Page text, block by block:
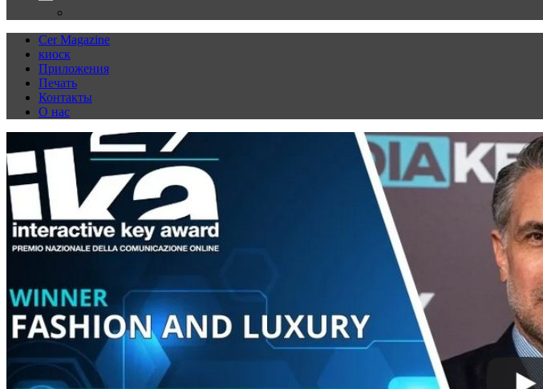
Cer Magazine
киоск
Приложения
Печать
Контакты
О нас